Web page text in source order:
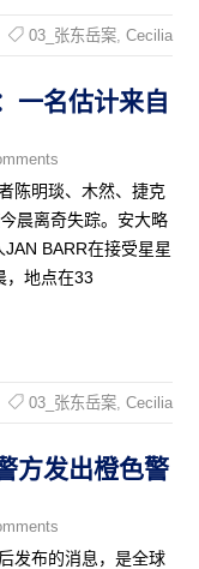
03_张东岳案, Cecilia
一名估计来自
陈明琰、木然、捷克
晨离奇失踪。安大略
BARR在接受星星
，地点在33
03_张东岳案, Cecilia
方发出橙色警
发布的消息，是全球